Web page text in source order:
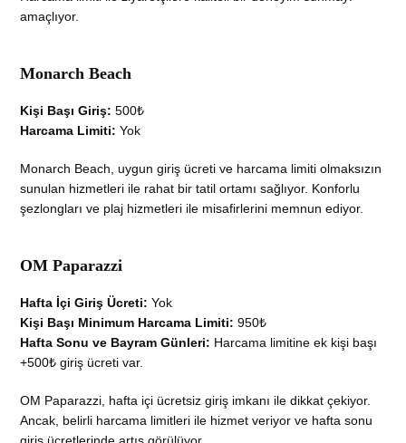
amaçlıyor.
Monarch Beach
Kişi Başı Giriş: 500₺
Harcama Limiti: Yok
Monarch Beach, uygun giriş ücreti ve harcama limiti olmaksızın
sunulan hizmetleri ile rahat bir tatil ortamı sağlıyor. Konforlu
şezlongları ve plaj hizmetleri ile misafirlerini memnun ediyor.
OM Paparazzi
Hafta İçi Giriş Ücreti: Yok
Kişi Başı Minimum Harcama Limiti: 950₺
Hafta Sonu ve Bayram Günleri: Harcama limitine ek kişi başı
+500₺ giriş ücreti var.
OM Paparazzi, hafta içi ücretsiz giriş imkanı ile dikkat çekiyor.
Ancak, belirli harcama limitleri ile hizmet veriyor ve hafta sonu